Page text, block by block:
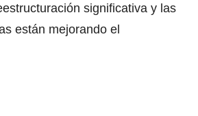
significativa y las
están mejorando el